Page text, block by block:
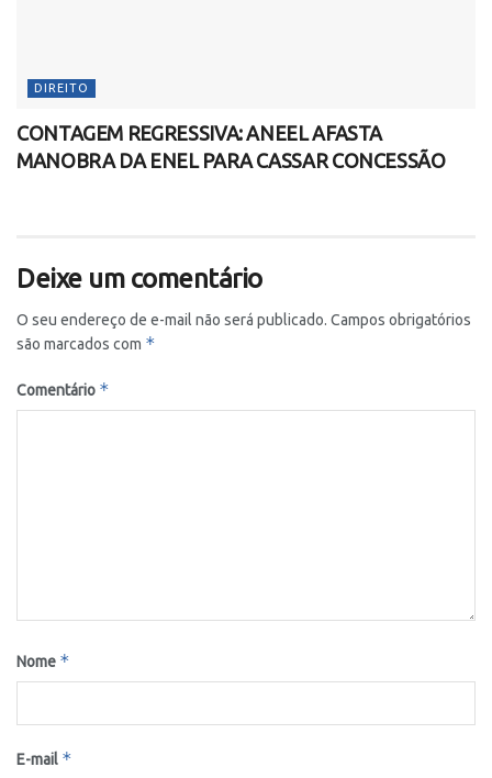
DIREITO
CONTAGEM REGRESSIVA: ANEEL AFASTA
MANOBRA DA ENEL PARA CASSAR CONCESSÃO
Deixe um comentário
O seu endereço de e-mail não será publicado. Campos obrigatórios
são marcados com *
Comentário *
Nome *
E-mail *